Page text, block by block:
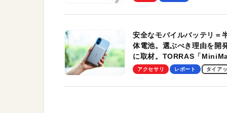
安全なモバイルバッテリ＝
体電池。選ぶべき理由を開
に取材。TORRAS「
Pro」の実機レビューも
アクセサリ レポート タイア